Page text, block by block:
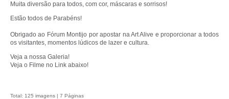
Muita diversão para todos, com cor, máscaras e sorrisos!
Estão todos de Parabéns!
Obrigado ao Fórum Montijo por apostar na Art Alive e proporcionar a todos
os visitantes, momentos lúdicos de lazer e cultura.
Veja a nossa Galeria!
Veja o Filme no Link abaixo!
Total: 125 imagens | 7 Páginas